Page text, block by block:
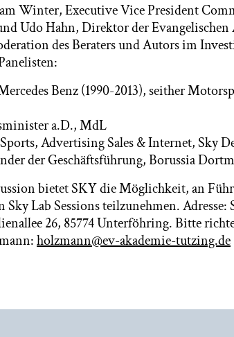
Winter, Executive Vice President
Udo Hahn, Direktor der Evangelischen
des Beraters und Autors im
Benz (1990-2013), seither
a.D., MdL
Advertising Sales & Internet, Sky
der Geschäftsführung, Borussia
bietet SKY die Möglichkeit, an
Lab Sessions teilzunehmen. Adresse:
26, 85774 Unterföhring. Bitte
holzmann@ev-akademie-tutzing.de